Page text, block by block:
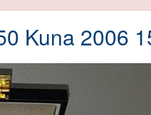
Kuna 2006